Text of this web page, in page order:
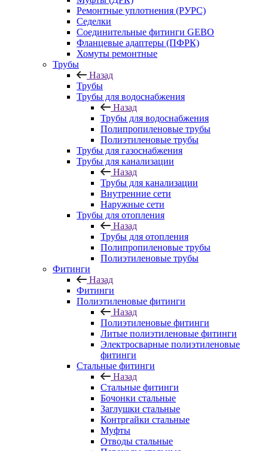
Ремонтные уплотнения (РУРС)
Седелки
Соединительные фитинги GEBO
Фланцевые адаптеры (ПФРК)
Хомуты ремонтные
Трубы
Назад
Трубы
Трубы для водоснабжения
Назад
Трубы для водоснабжения
Полипропиленовые трубы
Полиэтиленовые трубы
Трубы для газоснабжения
Трубы для канализации
Назад
Трубы для канализации
Внутренние сети
Наружные сети
Трубы для отопления
Назад
Трубы для отопления
Полипропиленовые трубы
Полиэтиленовые трубы
Фитинги
Назад
Фитинги
Полиэтиленовые фитинги
Назад
Полиэтиленовые фитинги
Литые полиэтиленовые фитинги
Электросварные полиэтиленовые
фитинги
Стальные фитинги
Назад
Стальные фитинги
Бочонки стальные
Заглушки стальные
Контргайки стальные
Муфты
Отводы стальные